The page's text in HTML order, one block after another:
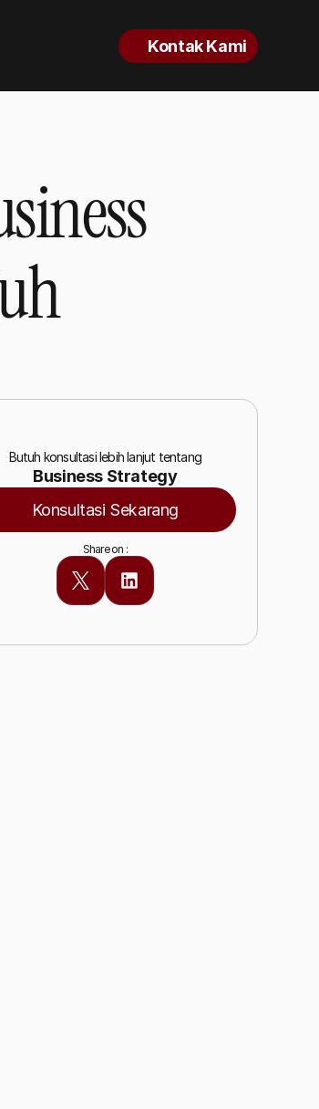
Kontak Kami
Butuh konsultasi lebih lanjut tentang
Business Strategy
Konsultasi Sekarang
Share on :